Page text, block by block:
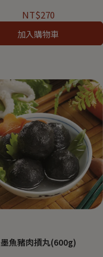
NT$270
加入購物車
墨魚豬肉摃丸(600g)